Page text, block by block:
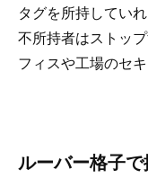
タグを所持してい
不所持者はストッ
フィスや工場のセ
ルーバー格子